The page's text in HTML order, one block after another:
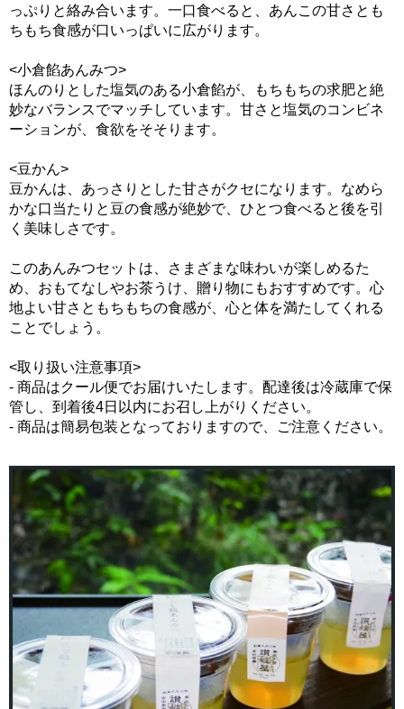
っぷりと絡み合います。一口食べると、あんこの甘さとも
ちもち食感が口いっぱいに広がります。
<小倉餡あんみつ>
ほんのりとした塩気のある小倉餡が、もちもちの求肥と絶
妙なバランスでマッチしています。甘さと塩気のコンビネ
ーションが、食欲をそそります。
<豆かん>
豆かんは、あっさりとした甘さがクセになります。なめら
かな口当たりと豆の食感が絶妙で、ひとつ食べると後を引
く美味しさです。
このあんみつセットは、さまざまな味わいが楽しめるた
め、おもてなしやお茶うけ、贈り物にもおすすめです。心
地よい甘さともちもちの食感が、心と体を満たしてくれる
ことでしょう。
<取り扱い注意事項>
- 商品はクール便でお届けいたします。配達後は冷蔵庫で保
管し、到着後4日以内にお召し上がりください。
- 商品は簡易包装となっておりますので、ご注意ください。